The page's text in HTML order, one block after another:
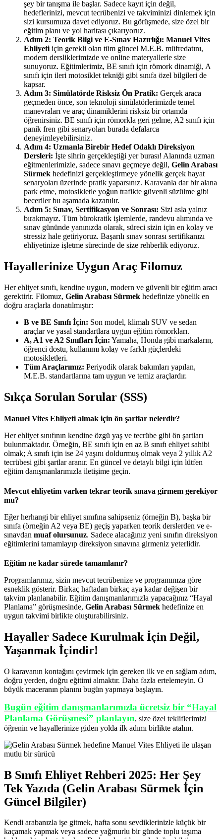
şey bir tanışma ile başlar. Sadece kayıt için değil,
hedeflerinizi, mevcut tecrübenizi ve takviminizi dinlemek için
sizi kursumuza davet ediyoruz. Bu görüşmede, size özel bir
eğitim planı ve yol haritası çıkarıyoruz.
Adım 2: Teorik Bilgi ve E-Sınav Hazırlığı: Manuel Vites
Ehliyeti için gerekli olan tüm güncel M.E.B. müfredatını,
modern dersliklerimizde ve online materyallerle size
sunuyoruz. Eğitimlerimiz, BE sınıfı için römork dinamiği, A
sınıfı için ileri motosiklet tekniği gibi sınıfa özel bilgileri de
kapsar.
Adım 3: Simülatörde Risksiz Ön Pratik: Gerçek araca
geçmeden önce, son teknoloji simülatörlerimizde temel
manevraları ve araç dinamiklerini risksiz bir ortamda
öğrenirsiniz. BE sınıfı için römorkla geri gelme, A2 sınıfı için
panik fren gibi senaryoları burada defalarca
deneyimleyebilirsiniz.
Adım 4: Uzmanla Birebir Hedef Odaklı Direksiyon
Dersleri: İşte sihrin gerçekleştiği yer burası! Alanında uzman
eğitmenlerimizle, sadece sınavı geçmeye değil, Gelin Arabası
Sürmek hedefinizi gerçekleştirmeye yönelik gerçek hayat
senaryoları üzerinde pratik yaparsınız. Karavanla dar bir alana
park etme, motosikletle yoğun trafikte güvenli süzülme gibi
beceriler bu aşamada kazanılır.
Adım 5: Sınav, Sertifikasyon ve Sonrası: Sizi asla yalnız
bırakmayız. Tüm bürokratik işlemlerde, randevu alımında ve
sınav gününde yanınızda olarak, süreci sizin için en kolay ve
stressiz hale getiriyoruz. Başarılı sınav sonrası sertifikanızı
ehliyetinize işletme sürecinde de size rehberlik ediyoruz.
Hayallerinize Uygun Araç Filomuz
Her ehliyet sınıfı, kendine uygun, modern ve güvenli bir eğitim aracı
gerektirir. Filomuz, Gelin Arabası Sürmek hedefinize yönelik en
doğru araçlarla donatılmıştır:
B ve BE Sınıfı İçin: Son model, klimalı SUV ve sedan
araçlar ve yasal standartlara uygun eğitim römorkları.
A, A1 ve A2 Sınıfları İçin: Yamaha, Honda gibi markaların,
öğrenci dostu, kullanımı kolay ve farklı güçlerdeki
motosikletleri.
Tüm Araçlarımız: Periyodik olarak bakımları yapılan,
M.E.B. standartlarına tam uygun ve temiz araçlardır.
Sıkça Sorulan Sorular (SSS)
Manuel Vites Ehliyeti almak için ön şartlar nelerdir?
Her ehliyet sınıfının kendine özgü yaş ve tecrübe gibi ön şartları
bulunmaktadır. Örneğin, BE sınıfı için en az B sınıfı ehliyet sahibi
olmak; A sınıfı için ise 24 yaşını doldurmuş olmak veya 2 yıllık A2
tecrübesi gibi şartlar aranır. En güncel ve detaylı bilgi için lütfen
eğitim danışmanlarımızla iletişime geçin.
Mevcut ehliyetim varken tekrar teorik sınava girmem gerekiyor
mu?
Eğer herhangi bir ehliyet sınıfına sahipseniz (örneğin B), başka bir
sınıfa (örneğin A2 veya BE) geçiş yaparken teorik derslerden ve e-
sınavdan muaf olursunuz. Sadece alacağınız yeni sınıfın direksiyon
eğitimlerini tamamlayıp direksiyon sınavına girmeniz yeterlidir.
Eğitim ne kadar sürede tamamlanır?
Programlarımız, sizin mevcut tecrübenize ve programınıza göre
esneklik gösterir. Birkaç haftadan birkaç aya kadar değişen bir
takvim planlanabilir. Eğitim danışmanlarımızla yapacağınız “Hayal
Planlama” görüşmesinde, Gelin Arabası Sürmek hedefinize en
uygun takvimi birlikte oluşturabilirsiniz.
Hayaller Sadece Kurulmak İçin Değil,
Yaşanmak İçindir!
O karavanın kontağını çevirmek için gereken ilk ve en sağlam adım,
doğru yerden, doğru eğitimi almaktır. Daha fazla ertelemeyin. O
büyük maceranın planını bugün yapmaya başlayın.
Bugün eğitim danışmanlarımızla ücretsiz bir “Hayal
Planlama Görüşmesi” planlayın, size özel tekliflerimizi
öğrenin ve hayallerinize giden yolda ilk adımı birlikte atalım.
B Sınıfı Ehliyet Rehberi 2025: Her Şey
Tek Yazıda (Gelin Arabası Sürmek İçin
Güncel Bilgiler)
Kendi arabanızla işe gitmek, hafta sonu sevdiklerinizle küçük bir
kaçamak yapmak veya sadece yağmurlu bir günde toplu taşıma